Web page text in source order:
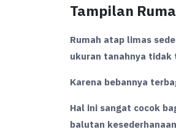
Tampilan
Rumah atap limas
ukuran tanahnya tidak
Karena bebannya
Hal ini sangat cocok
balutan